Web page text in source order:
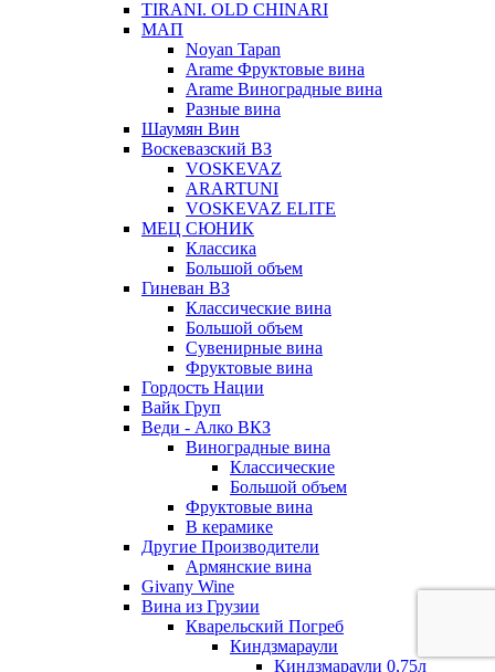
TIRANI. OLD CHINARI
МАП
Noyan Tapan
Arame Фруктовые вина
Arame Виноградные вина
Разные вина
Шаумян Вин
Воскевазский ВЗ
VOSKEVAZ
ARARTUNI
VOSKEVAZ ELITE
МЕЦ СЮНИК
Классика
Большой объем
Гиневан ВЗ
Классические вина
Большой объем
Сувенирные вина
Фруктовые вина
Гордость Нации
Вайк Груп
Веди - Алко ВКЗ
Виноградные вина
Классические
Большой объем
Фруктовые вина
В керамике
Другие Производители
Армянские вина
Givany Wine
Вина из Грузии
Кварельский Погреб
Киндзмараули
Киндзмараули 0,75л